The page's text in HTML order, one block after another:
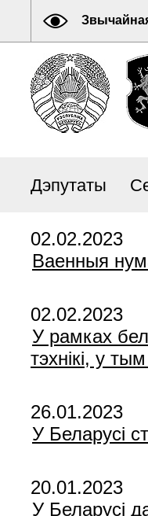
Дэпутаты
02.02.2023
Ваенныя
02.02.2023
У рамках
тэхнікі, у
26.01.2023
У Беларусі
20.01.2023
У Беларусі